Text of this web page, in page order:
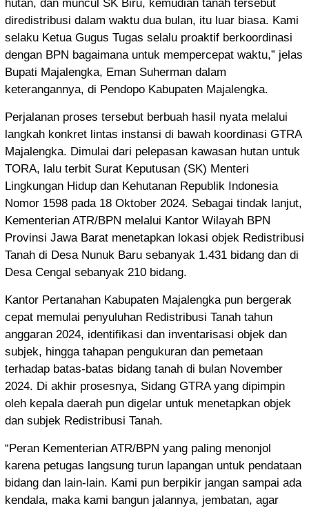
hutan, dan muncul SK Biru, kemudian tanah tersebut
diredistribusi dalam waktu dua bulan, itu luar biasa. Kami
selaku Ketua Gugus Tugas selalu proaktif berkoordinasi
dengan BPN bagaimana untuk mempercepat waktu,” jelas
Bupati Majalengka, Eman Suherman dalam
keterangannya, di Pendopo Kabupaten Majalengka.
Perjalanan proses tersebut berbuah hasil nyata melalui
langkah konkret lintas instansi di bawah koordinasi GTRA
Majalengka. Dimulai dari pelepasan kawasan hutan untuk
TORA, lalu terbit Surat Keputusan (SK) Menteri
Lingkungan Hidup dan Kehutanan Republik Indonesia
Nomor 1598 pada 18 Oktober 2024. Sebagai tindak lanjut,
Kementerian ATR/BPN melalui Kantor Wilayah BPN
Provinsi Jawa Barat menetapkan lokasi objek Redistribusi
Tanah di Desa Nunuk Baru sebanyak 1.431 bidang dan di
Desa Cengal sebanyak 210 bidang.
Kantor Pertanahan Kabupaten Majalengka pun bergerak
cepat memulai penyuluhan Redistribusi Tanah tahun
anggaran 2024, identifikasi dan inventarisasi objek dan
subjek, hingga tahapan pengukuran dan pemetaan
terhadap batas-batas bidang tanah di bulan November
2024. Di akhir prosesnya, Sidang GTRA yang dipimpin
oleh kepala daerah pun digelar untuk menetapkan objek
dan subjek Redistribusi Tanah.
“Peran Kementerian ATR/BPN yang paling menonjol
karena petugas langsung turun lapangan untuk pendataan
bidang dan lain-lain. Kami pun berpikir jangan sampai ada
kendala, maka kami bangun jalannya, jembatan, agar